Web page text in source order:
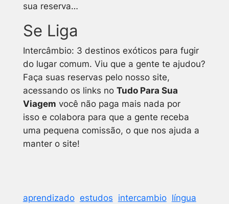
sua reserva…
Se Liga
Intercâmbio: 3 destinos exóticos para fugir
do lugar comum. Viu que a gente te ajudou?
Faça suas reservas pelo nosso site,
acessando os links no Tudo Para Sua
Viagem você não paga mais nada por
isso e colabora para que a gente receba
uma pequena comissão, o que nos ajuda a
manter o site!
aprendizado estudos intercambio língua